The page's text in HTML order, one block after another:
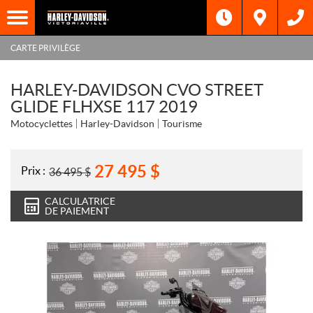
CARTE PRIVILÈGE
HARLEY-DAVIDSON CVO STREET
GLIDE FLHXSE 117 2019
Motocyclettes Harley-Davidson Tourisme
Prix : 36 495$ 27 495 $
CALCULATRICE
DE PAIEMENT